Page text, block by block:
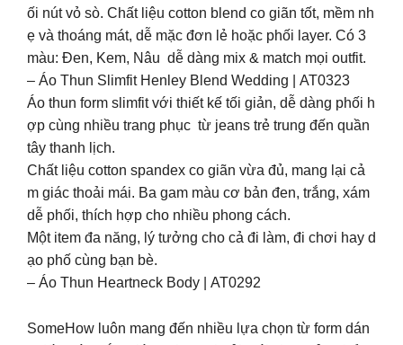
ối nút vỏ sò. Chất liệu cotton blend co giãn tốt, mềm nh
ẹ và thoáng mát, dễ mặc đơn lẻ hoặc phối layer. Có 3
màu: Đen, Kem, Nâu dễ dàng mix & match mọi outfit.
– Áo Thun Slimfit Henley Blend Wedding | AT0323
Áo thun form slimfit với thiết kế tối giản, dễ dàng phối h
ợp cùng nhiều trang phục từ jeans trẻ trung đến quần
tây thanh lịch.
Chất liệu cotton spandex co giãn vừa đủ, mang lại cả
m giác thoải mái. Ba gam màu cơ bản đen, trắng, xám
dễ phối, thích hợp cho nhiều phong cách.
Một item đa năng, lý tưởng cho cả đi làm, đi chơi hay d
ạo phố cùng bạn bè.
– Áo Thun Heartneck Body | AT0292
SomeHow luôn mang đến nhiều lựa chọn từ form dán